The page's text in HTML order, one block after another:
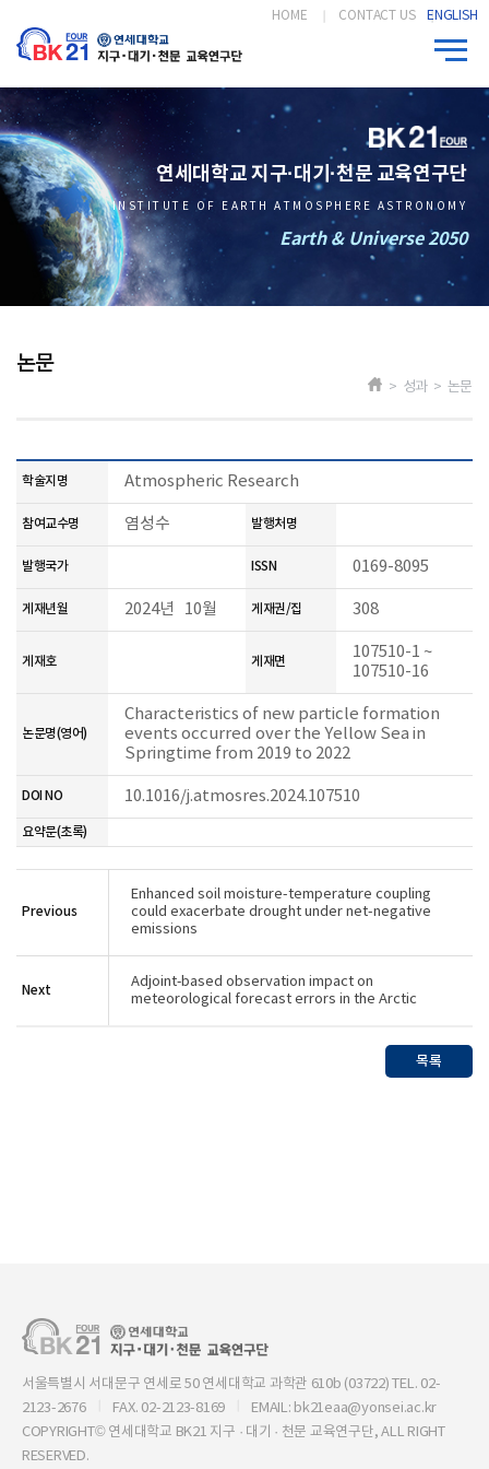
HOME CONTACT US ENGLISH
연세대학교 지구·대기·천문 교육연구단
INSTITUTE OF EARTH ATMOSPHERE ASTRONOMY
Earth & Universe 2050
논문
> 성과 > 논문
학술지명 Atmospheric Research
참여교수명 염성수 발행처명
발행국가 ISSN 0169-8095
게재년월 2024년 10월 게재권/집 308
게재호 게재면
107510-1 ~
107510-16
논문명(영어)
Characteristics of new particle formation
events occurred over the Yellow Sea in
Springtime from 2019 to 2022
DOI NO 10.1016/j.atmosres.2024.107510
요약문(초록)
Previous
Enhanced soil moisture-temperature coupling
could exacerbate drought under net-negative
emissions
Next
Adjoint‐based observation impact on
meteorological forecast errors in the Arctic
목록
서울특별시 서대문구 연세로 50 연세대학교 과학관 610b (03722) TEL. 02-
2123-2676
FAX. 02-2123-8169
EMAIL: bk21eaa@yonsei.ac.kr
COPYRIGHT© 연세대학교 BK21 지구 · 대기 · 천문 교육연구단, ALL RIGHT
RESERVED.